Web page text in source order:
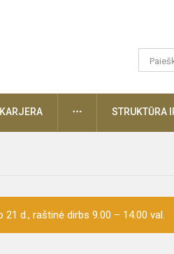
KARJERA DAUGIAUSTRUKTŪRA
d., raštinė dirbs 9.00 – 14.00 val.